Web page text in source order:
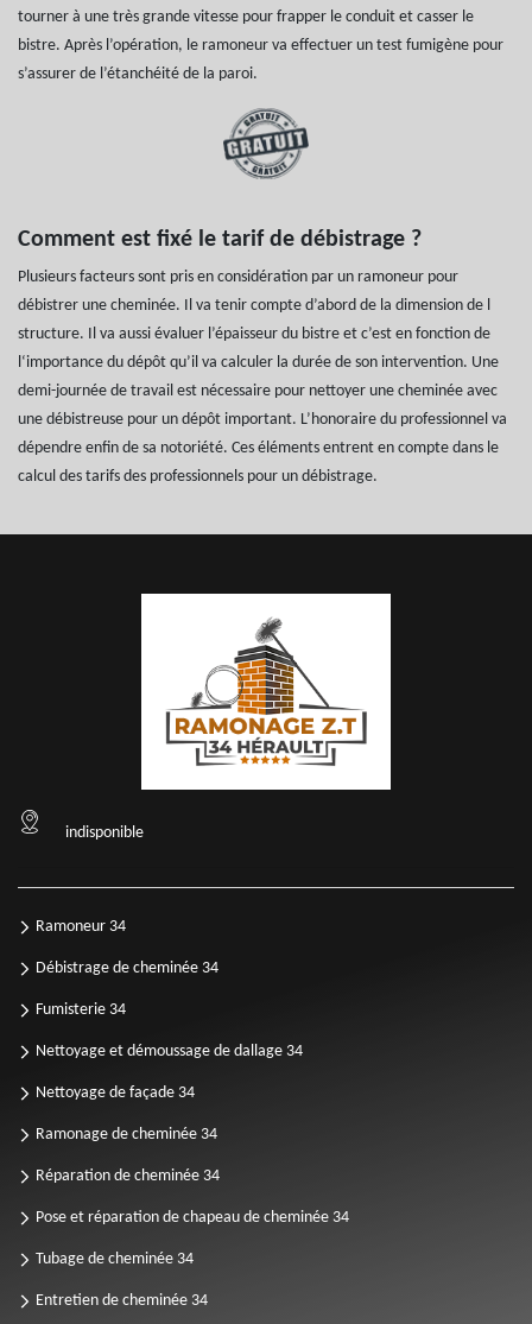
tourner à une très grande vitesse pour frapper le conduit et casser le
bistre. Après l’opération, le ramoneur va effectuer un test fumigène pour
s’assurer de l’étanchéité de la paroi.
Comment est fixé le tarif de débistrage ?
Plusieurs facteurs sont pris en considération par un ramoneur pour
débistrer une cheminée. Il va tenir compte d’abord de la dimension de l
structure. Il va aussi évaluer l’épaisseur du bistre et c’est en fonction de
l‘importance du dépôt qu’il va calculer la durée de son intervention. Une
demi-journée de travail est nécessaire pour nettoyer une cheminée avec
une débistreuse pour un dépôt important. L’honoraire du professionnel va
dépendre enfin de sa notoriété. Ces éléments entrent en compte dans le
calcul des tarifs des professionnels pour un débistrage.
indisponible
Ramoneur 34
Débistrage de cheminée 34
Fumisterie 34
Nettoyage et démoussage de dallage 34
Nettoyage de façade 34
Ramonage de cheminée 34
Réparation de cheminée 34
Pose et réparation de chapeau de cheminée 34
Tubage de cheminée 34
Entretien de cheminée 34